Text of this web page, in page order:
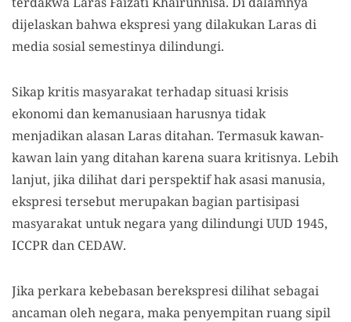
dijelaskan bahwa ekspresi yang dilakukan Laras di
media sosial semestinya dilindungi.
Sikap kritis masyarakat terhadap situasi krisis
ekonomi dan kemanusiaan harusnya tidak
menjadikan alasan Laras ditahan. Termasuk kawan-
kawan lain yang ditahan karena suara kritisnya. Lebih
lanjut, jika dilihat dari perspektif hak asasi manusia,
ekspresi tersebut merupakan bagian partisipasi
masyarakat untuk negara yang dilindungi UUD 1945,
ICCPR dan CEDAW.
Jika perkara kebebasan berekspresi dilihat sebagai
ancaman oleh negara, maka penyempitan ruang sipil